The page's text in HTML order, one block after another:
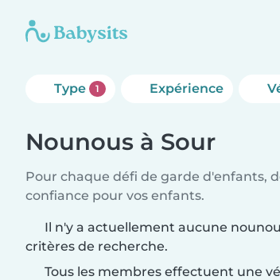
Type 1 Expérience
Nounous à Sour
Pour chaque défi de garde d'enfants,
confiance pour vos enfants.
Il n'y a actuellement aucune
critères de recherche.
Tous les membres effectuent une